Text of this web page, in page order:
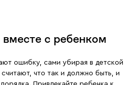
вместе с ребенком
ошибку, сами убирая в детской
что так и должно быть, и